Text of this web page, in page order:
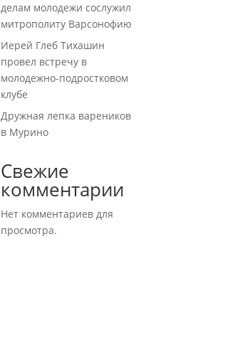
делам молодежи сослужил
митрополиту Варсонофию
Иерей Глеб Тихашин
провел встречу в
молодежно-подростковом
клубе
Дружная лепка вареников
в Мурино
Свежие
комментарии
Нет комментариев для
просмотра.